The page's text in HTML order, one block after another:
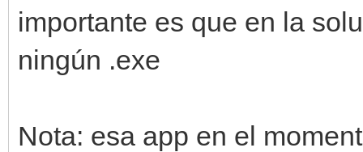
importante es que en la
ningún .exe
Nota: esa app en el